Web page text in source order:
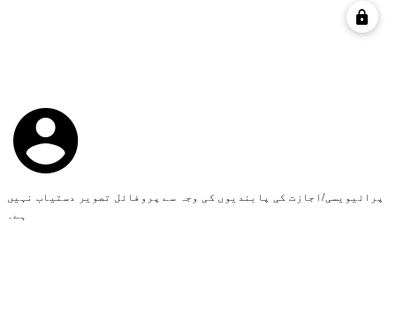
پرائیویسی/اجازت کی پابندیوں کی وجہ سے پروفائل تصویر دستیاب نہیں
ہے۔